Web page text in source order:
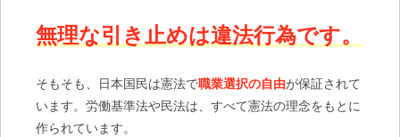
無理な引き止めは違法行為です。
そもそも、日本国民は憲法で職業選択の自由が保証されて
います。労働基準法や民法は、すべて憲法の理念をもとに
作られています。